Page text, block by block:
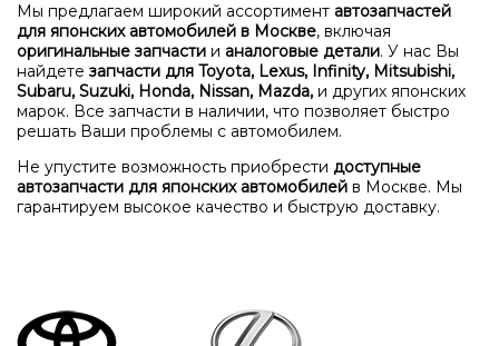
Мы предлагаем широкий ассортимент автозапчастей
для японских автомобилей в Москве, включая
оригинальные запчасти и аналоговые детали. У нас Вы
найдете запчасти для Toyota, Lexus, Infinity, Mitsubishi,
Subaru, Suzuki, Honda, Nissan, Mazda, и других японских
марок. Все запчасти в наличии, что позволяет быстро
решать Ваши проблемы с автомобилем.
Не упустите возможность приобрести доступные
автозапчасти для японских автомобилей в Москве. Мы
гарантируем высокое качество и быструю доставку.